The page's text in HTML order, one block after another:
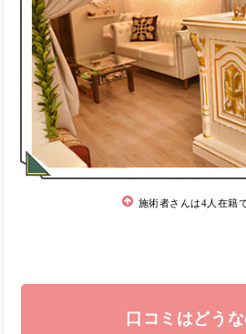
施術者さんは4人在籍
口コミはどう